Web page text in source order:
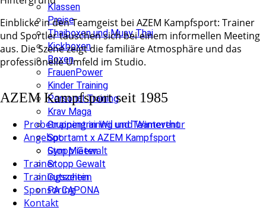
Klassen
Preise
Thaiboxen und Muay Thai
Kickboxen
Boxen
FrauenPower
Kinder Training
Personal Training
Krav Maga
Gruppentraining und Teamevent
Sportamt x AZEM Kampfsport
Gym Mieten
Stopp Gewalt
Gutschein
PA CAPONA
Einblicke in den Teamgeist bei AZEM Kampfsport: Trainer
und Sportler tauschen sich bei einem informellen Meeting
aus. Die Szene zeigt die familiäre Atmosphäre und das
professionelle Umfeld im Studio.
AZEM Kampfsport seit 1985
Probetraining in Wil und Winterthur
Angebot
Stopp Gewalt
Trainer
Trainingszeiten
Sponsoring
Kontakt